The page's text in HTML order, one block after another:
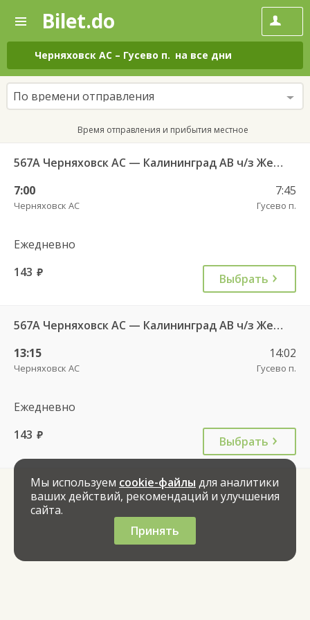
—
Поиск
и
покупка
билетов
на
автобус
онлайн
Bilet.do
Черняховск АС – Гусево п. на все дни
По времени отправления
Время отправления и прибытия местное
567А Черняховск АС — Калининград АВ ч/з Железнодорожный КДП, Правдинск КДП
7:00
Черняховск АС
7:45
Гусево п.
Ежедневно
143 руб. Выбрать
567А Черняховск АС — Калининград АВ ч/з Железнодорожный КДП, Правдинск КДП
13:15
Черняховск АС
14:02
Гусево п.
Ежедневно
143 руб. Выбрать
Мы используем cookie-файлы для аналитики
ваших действий, рекомендаций и улучшения
сайта.
Принять